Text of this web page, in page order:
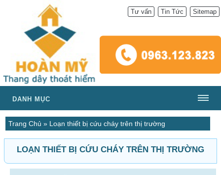
Tư vấn Tin Tức Sitemap
DANH MỤC
Trang Chủ » Loạn thiết bị cứu cháy trên thị trường
LOẠN THIẾT BỊ CỨU CHÁY TRÊN THỊ TRƯỜNG